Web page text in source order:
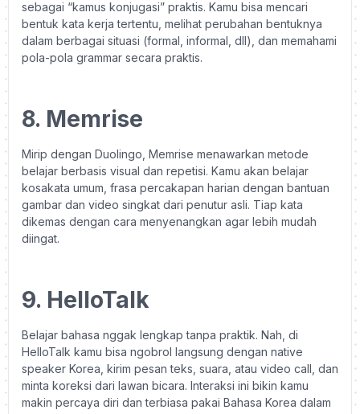
sebagai “kamus konjugasi” praktis. Kamu bisa mencari
bentuk kata kerja tertentu, melihat perubahan bentuknya
dalam berbagai situasi (formal, informal, dll), dan memahami
pola-pola grammar secara praktis.
8. Memrise
Mirip dengan Duolingo, Memrise menawarkan metode
belajar berbasis visual dan repetisi. Kamu akan belajar
kosakata umum, frasa percakapan harian dengan bantuan
gambar dan video singkat dari penutur asli. Tiap kata
dikemas dengan cara menyenangkan agar lebih mudah
diingat.
9. HelloTalk
Belajar bahasa nggak lengkap tanpa praktik. Nah, di
HelloTalk kamu bisa ngobrol langsung dengan native
speaker Korea, kirim pesan teks, suara, atau video call, dan
minta koreksi dari lawan bicara. Interaksi ini bikin kamu
makin percaya diri dan terbiasa pakai Bahasa Korea dalam